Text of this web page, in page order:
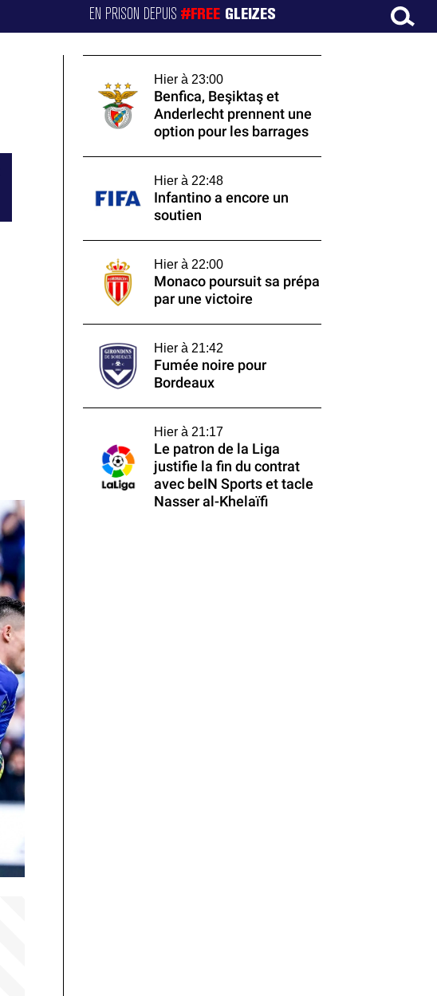
EN PRISON DEPUIS#FREE GLEIZES
Hier à 23:00
Benfica, Beşiktaş et
Anderlecht prennent une
option pour les barrages
Hier à 22:48
Infantino a encore un
soutien
Hier à 22:00
Monaco poursuit sa prépa
par une victoire
Hier à 21:42
Fumée noire pour
Bordeaux
Hier à 21:17
Le patron de la Liga
justifie la fin du contrat
avec beIN Sports et tacle
Nasser al-Khelaïfi